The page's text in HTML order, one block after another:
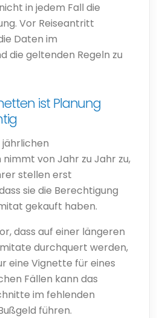
in jedem Fall die
Vor Reiseantritt
Daten im
die geltenden Regeln zu
ist Planung
von Jahr zu Jahr zu,
stellen erst
sie die Berechtigung
gekauft haben.
dass auf einer längeren
durchquert werden,
eine Vignette für eines
Fällen kann das
im fehlenden
führen.